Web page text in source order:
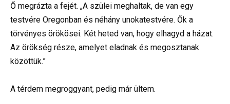
Ő megrázta a fejét. „A szülei meghaltak, de van egy
testvére Oregonban és néhány unokatestvére. Ők a
törvényes örökösei. Két heted van, hogy elhagyd a házat.
Az örökség része, amelyet eladnak és megosztanak
közöttük.”
A térdem megroggyant, pedig már ültem.